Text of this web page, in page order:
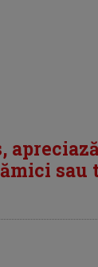
sau